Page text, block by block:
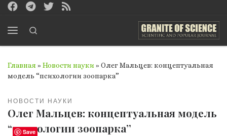
Перейти к содержимому
Главная » Новости науки » Олег Мальцев: концептуальная
модель “психологии зоопарка”
НОВОСТИ НАУКИ
Олег Мальцев: концептуальная модель
“психологии зоопарка”
Save